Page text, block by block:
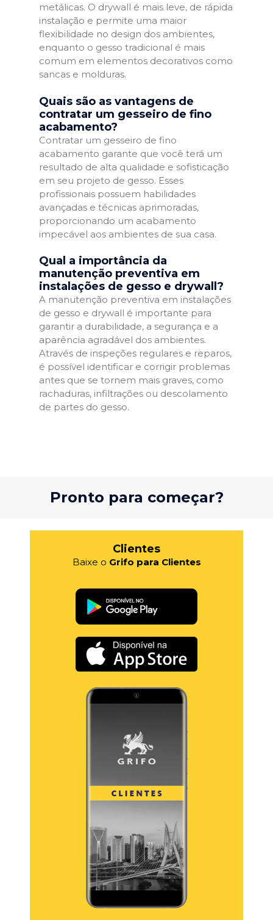
metálicas. O drywall é mais leve, de rápida
instalação e permite uma maior
flexibilidade no design dos ambientes,
enquanto o gesso tradicional é mais
comum em elementos decorativos como
sancas e molduras.
Quais são as vantagens de
contratar um gesseiro de fino
acabamento?
Contratar um gesseiro de fino
acabamento garante que você terá um
resultado de alta qualidade e sofisticação
em seu projeto de gesso. Esses
profissionais possuem habilidades
avançadas e técnicas aprimoradas,
proporcionando um acabamento
impecável aos ambientes de sua casa.
Qual a importância da
manutenção preventiva em
instalações de gesso e drywall?
A manutenção preventiva em instalações
de gesso e drywall é importante para
garantir a durabilidade, a segurança e a
aparência agradável dos ambientes.
Através de inspeções regulares e reparos,
é possível identificar e corrigir problemas
antes que se tornem mais graves, como
rachaduras, infiltrações ou descolamento
de partes do gesso.
Pronto para começar?
Clientes
Baixe o Grifo para Clientes